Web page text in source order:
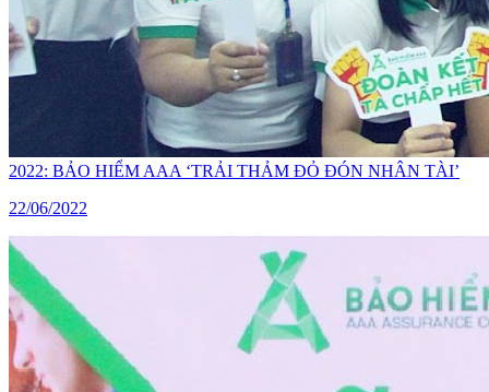
2022: BẢO HIỂM AAA ‘TRẢI THẢM ĐỎ ĐÓN NHÂN TÀI’
22/06/2022